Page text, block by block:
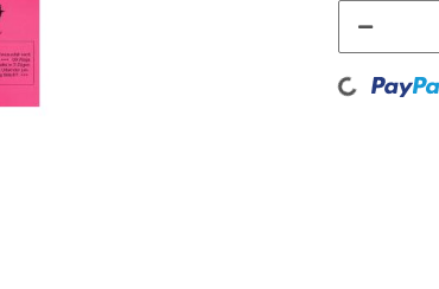
Loading...